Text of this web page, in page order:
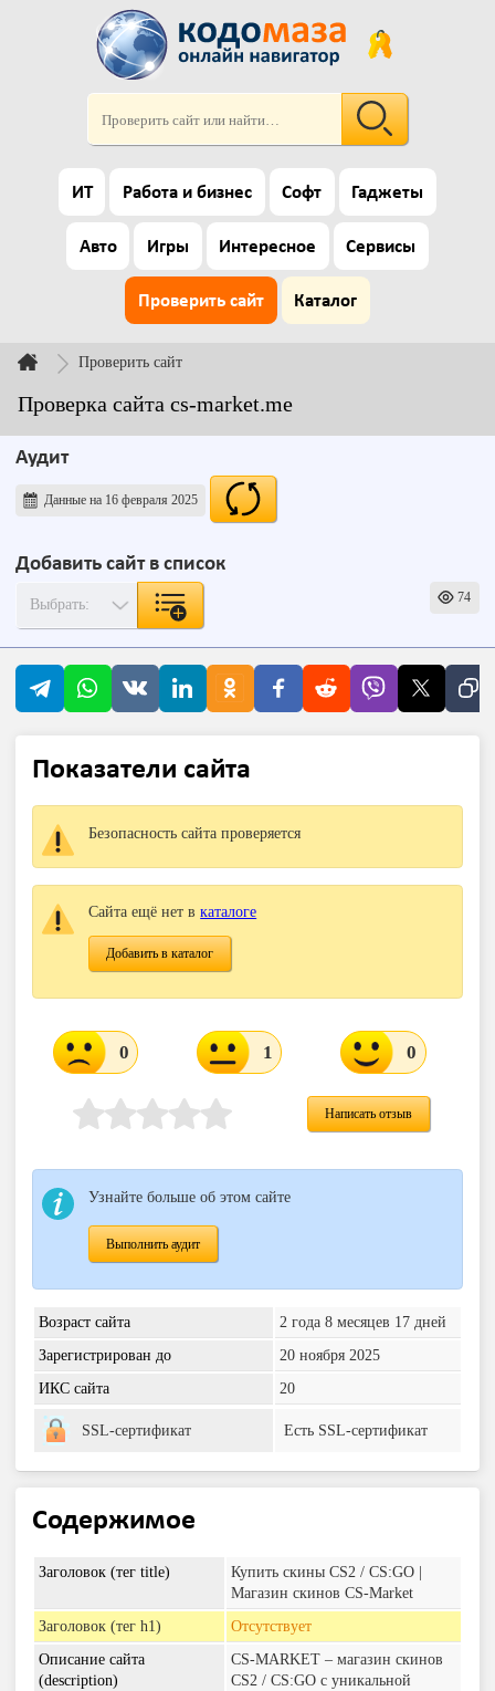
ИТ Работа и бизнес Софт Гаджеты
Авто Игры Интересное Сервисы
Проверить сайт Каталог
Проверить сайт
Проверка сайта cs-market.me
Аудит
Данные на 16 февраля 2025
Добавить сайт в список
74
Показатели сайта
Безопасность сайта проверяется
Сайта ещё нет вкаталоге
Добавить в каталог
0 1 0
Написать отзыв
Узнайте больше об этом сайте
Выполнить аудит
Возраст сайта
2 года 8 месяцев 17 дней
Зарегистрирован до
20 ноября 2025
ИКС сайта
20
SSL-сертификат Есть SSL-сертификат
Содержимое
Заголовок (тег title)
Купить скины CS2 / CS:GO |
Магазин скинов CS-Market
Заголовок (тег h1)
Отсутствует
Описание сайта
(description)
CS-MARKET – магазин скинов
CS2 / CS:GO с уникальной